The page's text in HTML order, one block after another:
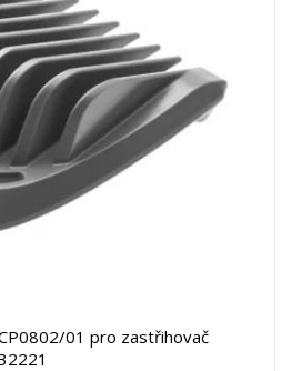
01 pro zastřihovač